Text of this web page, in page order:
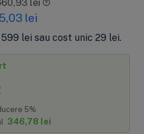
lei
lei sau cost unic 29 lei.
5%
346,78 lei